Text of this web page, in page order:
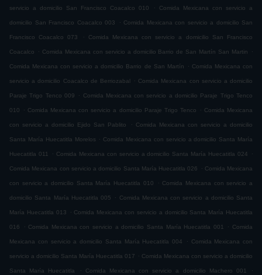
servicio a domicilio San Francisco Coacalco 010 . Comida Mexicana con servicio a
domicilio San Francisco Coacalco 003 . Comida Mexicana con servicio a domicilio San
Francisco Coacalco 073 . Comida Mexicana con servicio a domicilio San Francisco
Coacalco . Comida Mexicana con servicio a domicilio Barrio de San Martín San Martin .
Comida Mexicana con servicio a domicilio Barrio de San Martín . Comida Mexicana con
servicio a domicilio Coacalco de Berriozabal . Comida Mexicana con servicio a domicilio
Paraje Trigo Tenco 009 . Comida Mexicana con servicio a domicilio Paraje Trigo Tenco
010 . Comida Mexicana con servicio a domicilio Paraje Trigo Tenco . Comida Mexicana
con servicio a domicilio Ejido San Pablito . Comida Mexicana con servicio a domicilio
Santa María Huecatitla Morelos . Comida Mexicana con servicio a domicilio Santa María
Huecatitla 011 . Comida Mexicana con servicio a domicilio Santa María Huecatitla 024 .
Comida Mexicana con servicio a domicilio Santa María Huecatitla 026 . Comida Mexicana
con servicio a domicilio Santa María Huecatitla 010 . Comida Mexicana con servicio a
domicilio Santa María Huecatitla 005 . Comida Mexicana con servicio a domicilio Santa
María Huecatitla 013 . Comida Mexicana con servicio a domicilio Santa María Huecatitla
016 . Comida Mexicana con servicio a domicilio Santa María Huecatitla 001 . Comida
Mexicana con servicio a domicilio Santa María Huecatitla 004 . Comida Mexicana con
servicio a domicilio Santa María Huecatitla 017 . Comida Mexicana con servicio a domicilio
Santa María Huecatitla . Comida Mexicana con servicio a domicilio Machero 001 .